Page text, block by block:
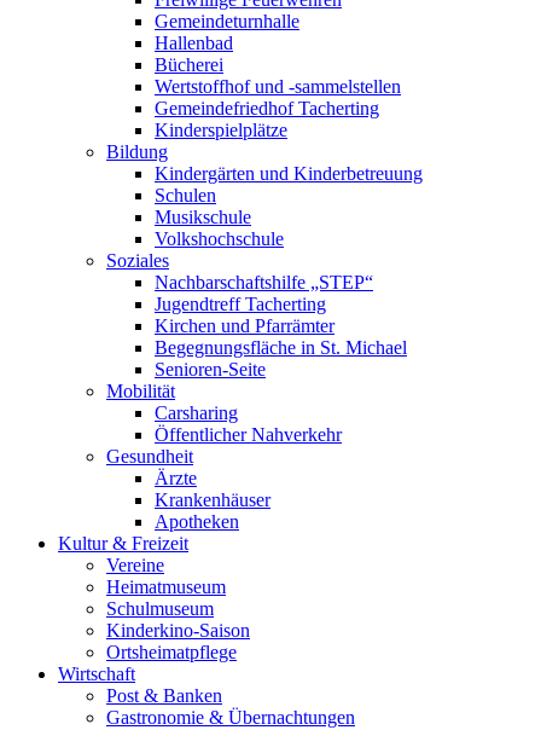
Gemeindeturnhalle
Hallenbad
Bücherei
Wertstoffhof und -sammelstellen
Gemeindefriedhof Tacherting
Kinderspielplätze
Bildung
Kindergärten und Kinderbetreuung
Schulen
Musikschule
Volkshochschule
Soziales
Nachbarschaftshilfe „STEP“
Jugendtreff Tacherting
Kirchen und Pfarrämter
Begegnungsfläche in St. Michael
Senioren-Seite
Mobilität
Carsharing
Öffentlicher Nahverkehr
Gesundheit
Ärzte
Krankenhäuser
Apotheken
Kultur & Freizeit
Vereine
Heimatmuseum
Schulmuseum
Kinderkino-Saison
Ortsheimatpflege
Wirtschaft
Post & Banken
Gastronomie & Übernachtungen